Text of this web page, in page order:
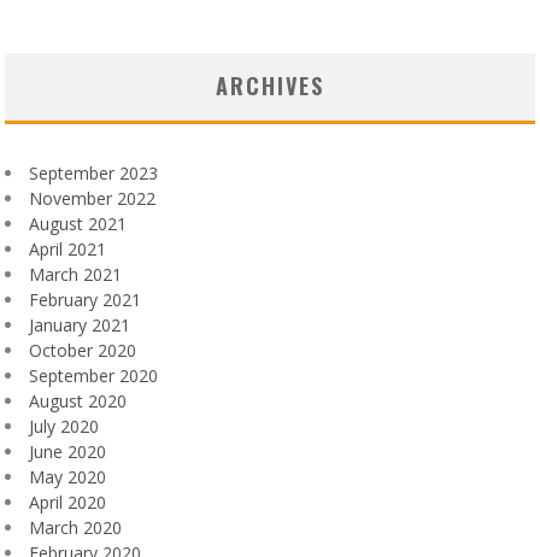
ARCHIVES
September 2023
November 2022
August 2021
April 2021
March 2021
February 2021
January 2021
October 2020
September 2020
August 2020
July 2020
June 2020
May 2020
April 2020
March 2020